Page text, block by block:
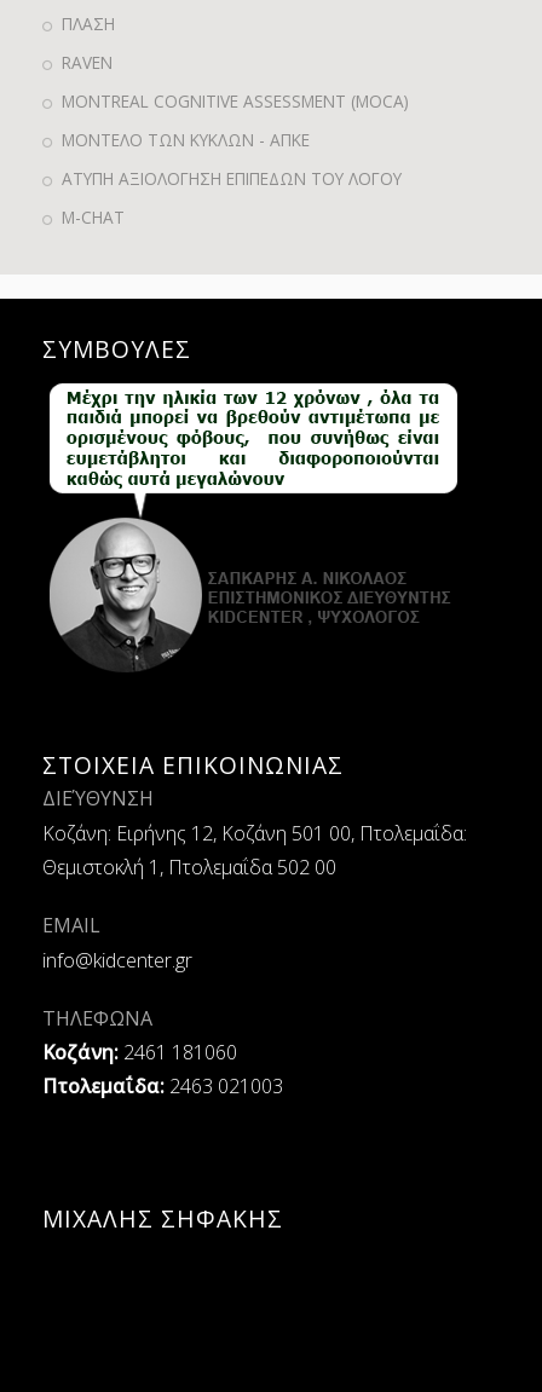
ΠΛΑΣΗ
RAVEN
MONTREAL COGNITIVE ASSESSMENT (MOCA)
ΜΟΝΤΕΛΟ ΤΩΝ ΚΥΚΛΩΝ - ΑΠΚΕ
ΑΤΥΠΗ ΑΞΙΟΛΟΓΗΣΗ ΕΠΙΠΕΔΩΝ ΤΟΥ ΛΟΓΟΥ
M-CHAT
ΣΥΜΒΟΥΛΕΣ
ΣΤΟΙΧΕΙΑ ΕΠΙΚΟΙΝΩΝΙΑΣ
ΔΙΕΎΘΥΝΣΗ
Κοζάνη: Ειρήνης 12, Κοζάνη 501 00, Πτολεμαΐδα:
Θεμιστοκλή 1, Πτολεμαΐδα 502 00
EMAIL
info@kidcenter.gr
ΤΗΛΕΦΩΝΑ
Κοζάνη: 2461 181060
Πτολεμαΐδα: 2463 021003
ΜΙΧΑΛΗΣ ΣΗΦΑΚΗΣ